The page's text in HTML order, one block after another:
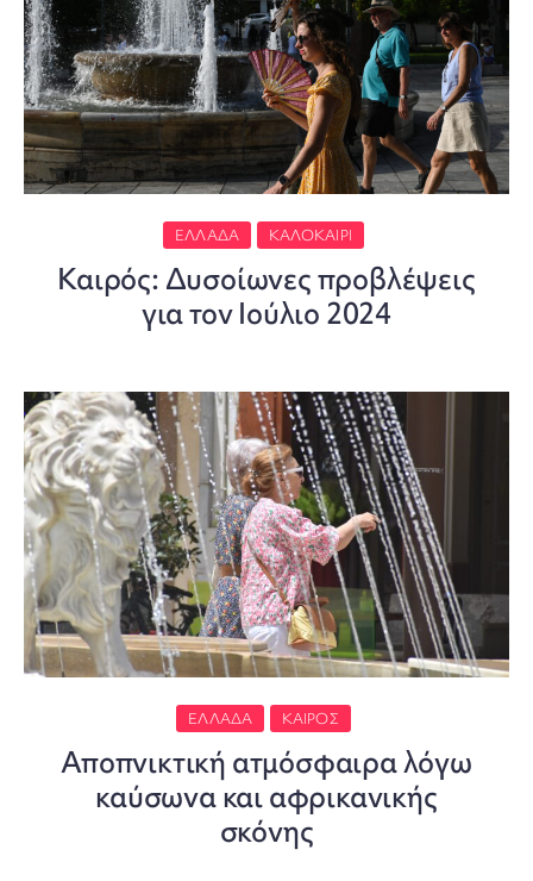
ΕΛΛΆΔΑ ΚΑΛΟΚΑΊΡΙ
Καιρός: Δυσοίωνες προβλέψεις
για τον Ιούλιο 2024
ΕΛΛΆΔΑ ΚΑΙΡΌΣ
Αποπνικτική ατμόσφαιρα λόγω
καύσωνα και αφρικανικής
σκόνης